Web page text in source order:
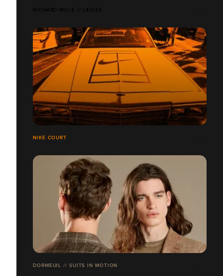
RICHARD MILLE // LADIES
NIKE COURT
DORMEUIL // SUITS IN MOTION